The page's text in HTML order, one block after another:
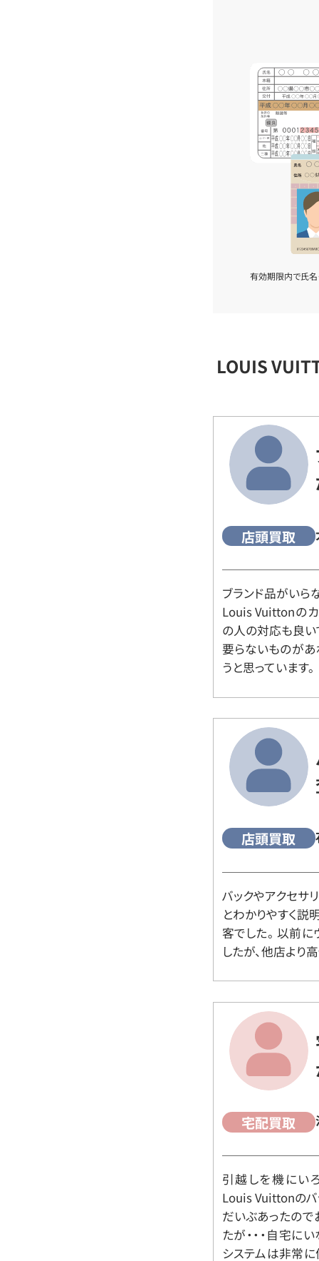
有効期限内で氏名
LOUIS
店頭買取
ブランド品がいら
Louis Vuittonの
の人の対応も良い
要らないものがあ
うと思っています。
店頭買取
バックやアクセサ
とわかりやすく説
客でした。 以前
したが、他店より
宅配買取
引越しを機にい
Louis Vuittonのバ
だいぶあったので
たが・・・自宅に
システムは非常に